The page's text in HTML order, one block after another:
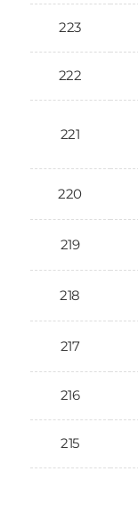
223
222
221
220
219
218
217
216
215